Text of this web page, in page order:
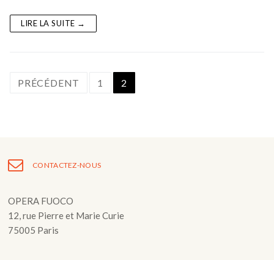
LIRE LA SUITE →
Navigation
PRÉCÉDENT 1 2
CONTACTEZ-NOUS
OPERA FUOCO
12, rue Pierre et Marie Curie
75005 Paris